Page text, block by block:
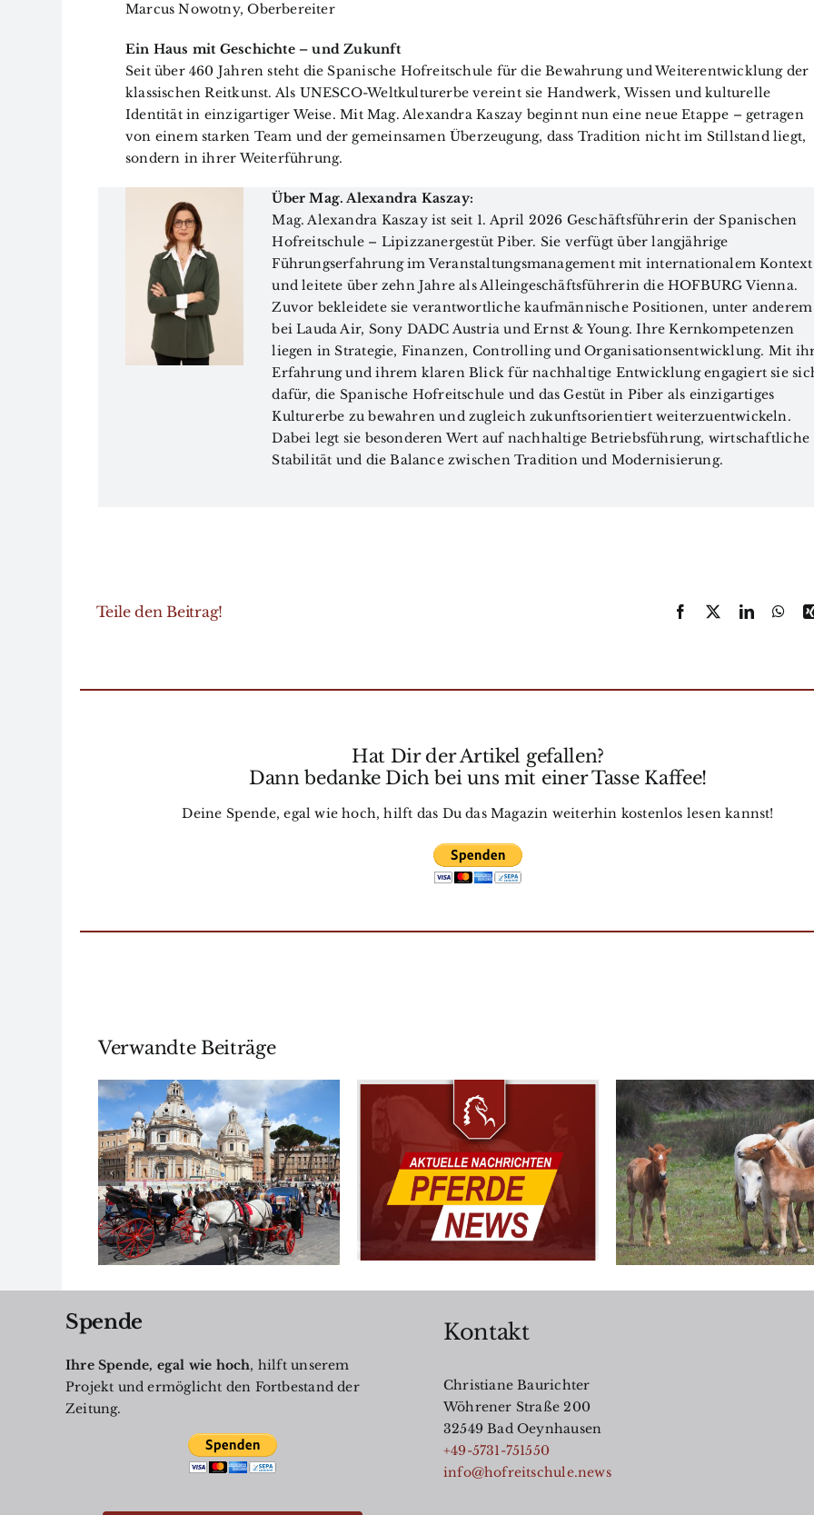
Marcus Nowotny, Oberbereiter
Ein Haus mit Geschichte – und Zukunft
Seit über 460 Jahren steht die Spanische Hofreitschule für die Bewahrung und Weiterentwicklung der
klassischen Reitkunst. Als UNESCO-Weltkulturerbe vereint sie Handwerk, Wissen und kulturelle
Identität in einzigartiger Weise. Mit Mag. Alexandra Kaszay beginnt nun eine neue Etappe – getragen
von einem starken Team und der gemeinsamen Überzeugung, dass Tradition nicht im Stillstand liegt,
sondern in ihrer Weiterführung.
Über Mag. Alexandra Kaszay:
Mag. Alexandra Kaszay ist seit 1. April 2026 Geschäftsführerin der Spanischen
Hofreitschule – Lipizzanergestüt Piber. Sie verfügt über langjährige
Führungserfahrung im Veranstaltungsmanagement mit internationalem Kontext
und leitete über zehn Jahre als Alleingeschäftsführerin die HOFBURG Vienna.
Zuvor bekleidete sie verantwortliche kaufmännische Positionen, unter anderem
bei Lauda Air, Sony DADC Austria und Ernst & Young. Ihre Kernkompetenzen
liegen in Strategie, Finanzen, Controlling und Organisationsentwicklung. Mit
Erfahrung und ihrem klaren Blick für nachhaltige Entwicklung engagiert sie
dafür, die Spanische Hofreitschule und das Gestüt in Piber als einzigartiges
Kulturerbe zu bewahren und zugleich zukunftsorientiert weiterzuentwickeln.
Dabei legt sie besonderen Wert auf nachhaltige Betriebsführung, wirtschaftliche
Stabilität und die Balance zwischen Tradition und Modernisierung.
Teile den Beitrag!
Hat Dir der Artikel gefallen?
Dann bedanke Dich bei uns mit einer Tasse Kaffee!
Deine Spende, egal wie hoch, hilft das Du das Magazin weiterhin kostenlos lesen kannst!
Verwandte Beiträge
Tierquälerei in
Balve
World Horse Day
BdSt NRW
vor
einer
Spende
Ihre Spende, egal wie hoch, hilft unserem
Projekt und ermöglicht den Fortbestand der
Zeitung.
Kontakt
Christiane Baurichter
Wöhrener Straße 200
32549 Bad Oeynhausen
+49-5731-751550
info@hofreitschule.news